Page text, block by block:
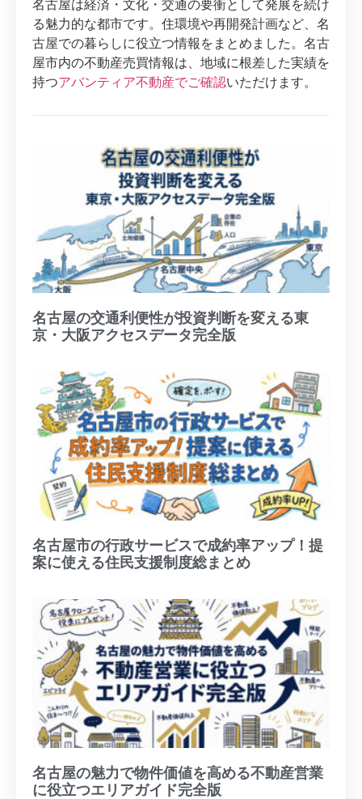
名古屋は経済・文化・交通の要衝として発展を続け
る魅力的な都市です。住環境や再開発計画など、名
古屋での暮らしに役立つ情報をまとめました。名古
屋市内の不動産売買情報は、地域に根差した実績を
持つアバンティア不動産でご確認いただけます。
名古屋の交通利便性が投資判断を変える東
京・大阪アクセスデータ完全版
名古屋市の行政サービスで成約率アップ！提
案に使える住民支援制度総まとめ
名古屋の魅力で物件価値を高める不動産営業
に役立つエリアガイド完全版